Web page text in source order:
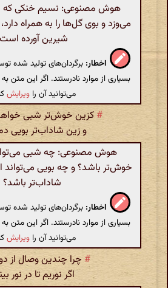
هوش مصنوعی: نسیم خنکی که
می‌وزد و بوی گل‌ها را به همراه
شیرین آورده
اخطار: برگردان‌های تولید شده
بسیاری از موارد نادرستند. اگر این متن
می‌توانید آن را ویرایش
# کزین خوش‌تر شبی
و زین شاداب‌تر بویی
هوش مصنوعی: چه شبی
خوش‌تر باشد؟ و چه بویی می‌تواند
شاداب‌تر باشد؟
اخطار: برگردان‌های تولید شده
بسیاری از موارد نادرستند. اگر این متن
می‌توانید آن را ویرایش
# چرا چندین وصال از
اگر نوریم تا در نور